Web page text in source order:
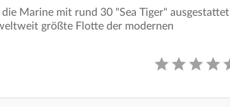
Marine mit rund 30 "Sea Tiger" ausgestattet
größte Flotte der modernen